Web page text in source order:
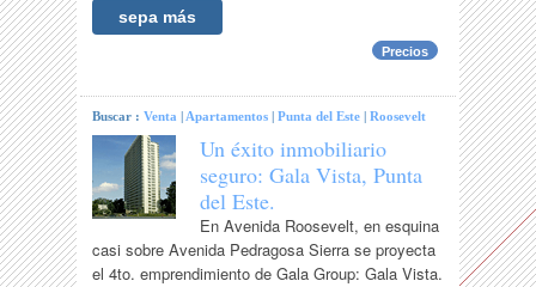
sepa más
Precios
Buscar :Venta |Apartamentos |Punta del Este |Roosevelt
Un éxito inmobiliario
seguro: Gala Vista, Punta
del Este.
En Avenida Roosevelt, en esquina
casi sobre Avenida Pedragosa Sierra se proyecta
el 4to. emprendimiento de Gala Group: Gala Vista.